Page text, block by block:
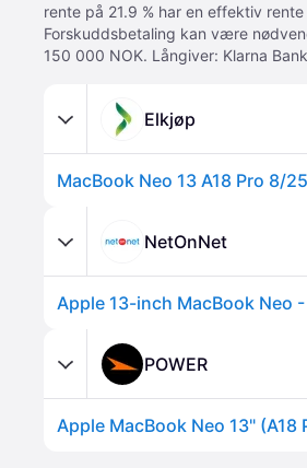
rente på 21.9 % har en effektiv
Forskuddsbetaling kan være
150 000 NOK. Långiver: Klarna
Elkjøp
MacBook Neo 13 A18 Pro 8/
NetOnNet
POWER
Apple MacBook Neo 13"